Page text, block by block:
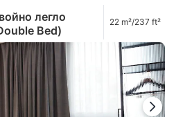
легло
Bed)
22 m²/237 ft²